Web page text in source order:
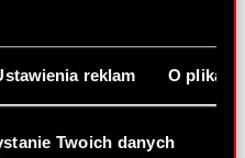
reklam O
Twoich danych
2025